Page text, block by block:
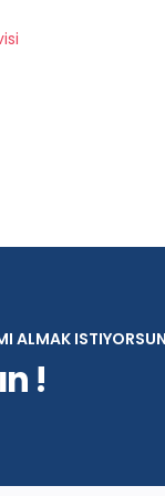
ALMAK
!